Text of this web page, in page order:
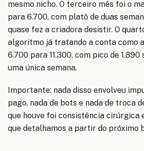
mesmo nicho. O terceiro mês foi o
para 6.700, com platô de duas
quase fez a criadora desistir. O
algoritmo já tratando a conta como
6.700 para 11.300, com pico de 1.890
uma única semana.
Importante: nada disso envolveu
pago, nada de bots e nada de troca
que houve foi consistência cirúrgica
que detalhamos a partir do próximo